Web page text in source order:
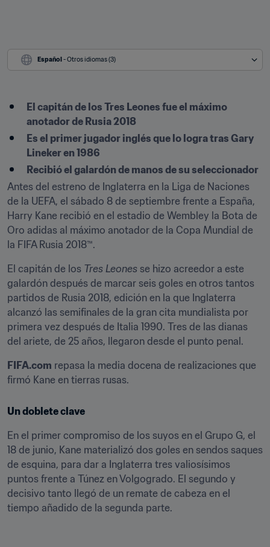
Español - Otros idiomas (3)
El capitán de los Tres Leones fue el máximo
anotador de Rusia 2018
Es el primer jugador inglés que lo logra tras Gary
Lineker en 1986
Recibió el galardón de manos de su seleccionador
Antes del estreno de Inglaterra en la Liga de Naciones
de la UEFA, el sábado 8 de septiembre frente a España,
Harry Kane recibió en el estadio de Wembley la Bota de
Oro adidas al máximo anotador de la Copa Mundial de
la FIFA Rusia 2018™.
El capitán de los Tres Leones se hizo acreedor a este
galardón después de marcar seis goles en otros tantos
partidos de Rusia 2018, edición en la que Inglaterra
alcanzó las semifinales de la gran cita mundialista por
primera vez después de Italia 1990. Tres de las dianas
del ariete, de 25 años, llegaron desde el punto penal.
FIFA.com repasa la media docena de realizaciones que
firmó Kane en tierras rusas.
Un doblete clave
En el primer compromiso de los suyos en el Grupo G, el
18 de junio, Kane materializó dos goles en sendos saques
de esquina, para dar a Inglaterra tres valiosísimos
puntos frente a Túnez en Volgogrado. El segundo y
decisivo tanto llegó de un remate de cabeza en el
tiempo añadido de la segunda parte.